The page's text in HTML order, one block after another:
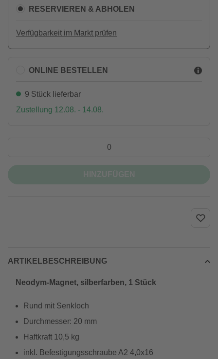
RESERVIEREN & ABHOLEN
Verfügbarkeit im Markt prüfen
ONLINE BESTELLEN
9 Stück lieferbar
Zustellung 12.08. - 14.08.
ARTIKELBESCHREIBUNG
Neodym-Magnet, silberfarben, 1 Stück
Rund mit Senkloch
Durchmesser: 20 mm
Haftkraft 10,5 kg
inkl. Befestigungsschraube A2 4,0x16